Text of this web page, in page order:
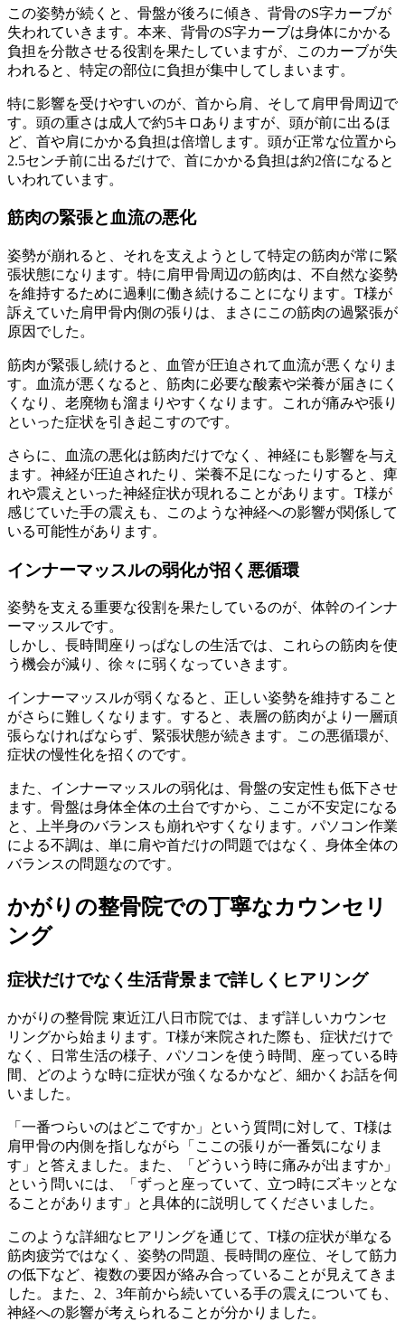
この姿勢が続くと、骨盤が後ろに傾き、背骨のS字カーブが
失われていきます。本来、背骨のS字カーブは身体にかかる
負担を分散させる役割を果たしていますが、このカーブが失
われると、特定の部位に負担が集中してしまいます。
特に影響を受けやすいのが、首から肩、そして肩甲骨周辺で
す。頭の重さは成人で約5キロありますが、頭が前に出るほ
ど、首や肩にかかる負担は倍増します。頭が正常な位置から
2.5センチ前に出るだけで、首にかかる負担は約2倍になると
いわれています。
筋肉の緊張と血流の悪化
姿勢が崩れると、それを支えようとして特定の筋肉が常に緊
張状態になります。特に肩甲骨周辺の筋肉は、不自然な姿勢
を維持するために過剰に働き続けることになります。T様が
訴えていた肩甲骨内側の張りは、まさにこの筋肉の過緊張が
原因でした。
筋肉が緊張し続けると、血管が圧迫されて血流が悪くなりま
す。血流が悪くなると、筋肉に必要な酸素や栄養が届きにく
くなり、老廃物も溜まりやすくなります。これが痛みや張り
といった症状を引き起こすのです。
さらに、血流の悪化は筋肉だけでなく、神経にも影響を与え
ます。神経が圧迫されたり、栄養不足になったりすると、痺
れや震えといった神経症状が現れることがあります。T様が
感じていた手の震えも、このような神経への影響が関係して
いる可能性があります。
インナーマッスルの弱化が招く悪循環
姿勢を支える重要な役割を果たしているのが、体幹のインナ
ーマッスルです。
しかし、長時間座りっぱなしの生活では、これらの筋肉を使
う機会が減り、徐々に弱くなっていきます。
インナーマッスルが弱くなると、正しい姿勢を維持すること
がさらに難しくなります。すると、表層の筋肉がより一層頑
張らなければならず、緊張状態が続きます。この悪循環が、
症状の慢性化を招くのです。
また、インナーマッスルの弱化は、骨盤の安定性も低下させ
ます。骨盤は身体全体の土台ですから、ここが不安定になる
と、上半身のバランスも崩れやすくなります。パソコン作業
による不調は、単に肩や首だけの問題ではなく、身体全体の
バランスの問題なのです。
かがりの整骨院での丁寧なカウンセリ
ング
症状だけでなく生活背景まで詳しくヒアリング
かがりの整骨院 東近江八日市院では、まず詳しいカウンセ
リングから始まります。T様が来院された際も、症状だけで
なく、日常生活の様子、パソコンを使う時間、座っている時
間、どのような時に症状が強くなるかなど、細かくお話を伺
いました。
「一番つらいのはどこですか」という質問に対して、T様は
肩甲骨の内側を指しながら「ここの張りが一番気になりま
す」と答えました。また、「どういう時に痛みが出ますか」
という問いには、「ずっと座っていて、立つ時にズキッとな
ることがあります」と具体的に説明してくださいました。
このような詳細なヒアリングを通じて、T様の症状が単なる
筋肉疲労ではなく、姿勢の問題、長時間の座位、そして筋力
の低下など、複数の要因が絡み合っていることが見えてきま
した。また、2、3年前から続いている手の震えについても、
神経への影響が考えられることが分かりました。